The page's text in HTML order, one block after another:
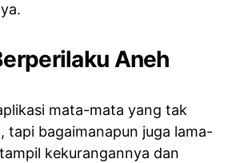
Aneh
mata-mata yang tak
tapi bagaimanapun juga lama-
kekurangannya dan